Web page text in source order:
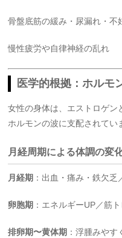
骨盤底筋の緩み・尿漏れ・不
慢性疲労や自律神経の乱れ
医学的根拠：ホルモ
女性の身体は、エストロゲン
ホルモンの波に支配されてい
月経周期による体調の変
月経期 ：出血・痛み・鉄欠
卵胞期 ：エネルギーUP／筋
排卵期〜黄体期 ：浮腫みや